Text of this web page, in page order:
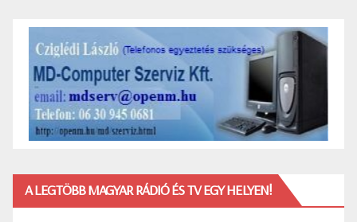
A LEGTÖBB MAGYAR RÁDIÓ ÉS TV EGY HELYEN!